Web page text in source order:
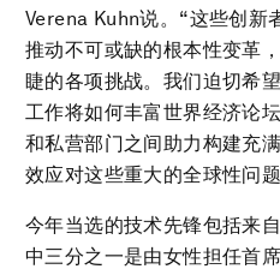
Verena Kuhn说。“这些创新
推动不可或缺的根本性变革
睫的各项挑战。我们迫切希
工作将如何丰富世界经济论
和私营部门之间助力构建充
效应对这些重大的全球性问
今年当选的技术先锋包括来
中三分之一是由女性担任首